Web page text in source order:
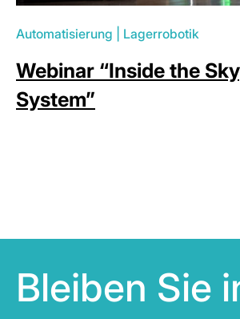
Automatisierung Lagerrobotik
Webinar “Inside the
System”
Bleiben Sie